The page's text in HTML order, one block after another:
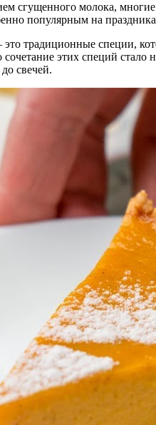
сгущенного молока,
популярным на
традиционные специи,
этих специй
свечей.